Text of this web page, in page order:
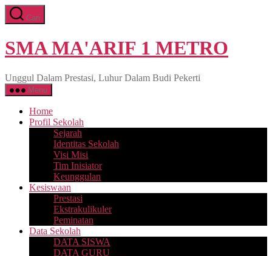
Lewati
ke
Cari
SMA MA'ARIF 1 METRO
Unggul Dalam Prestasi, Luhur Dalam Budi Pekerti
Menu
Home
Profil Sekolah
Sejarah
Identitas Sekolah
Visi Misi
Tim Inisiator
Keunggulan
Kesiswaan
Prestasi
Ekstrakulikuler
Peminatan
Data Sekolah
DATA SISWA
DATA GURU